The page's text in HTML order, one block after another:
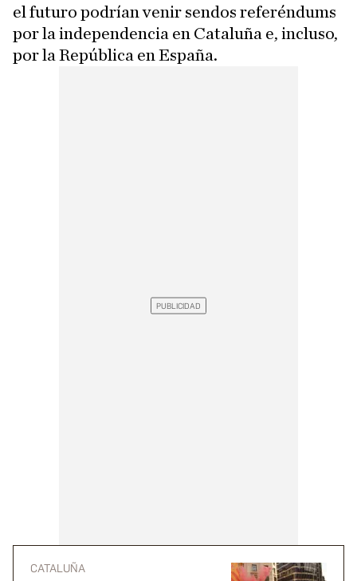
el futuro podrían venir sendos referéndums
por la independencia en Cataluña e, incluso,
por la República en España.
CATALUÑA